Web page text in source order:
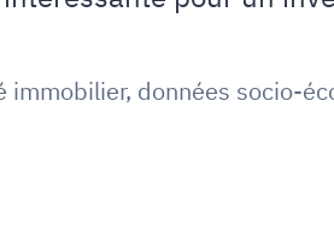
immobilier, données socio-